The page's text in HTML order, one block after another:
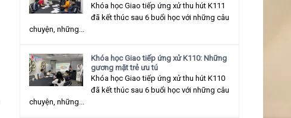
Khóa học Giao tiếp ứng xử thu hút K111
đã kết thúc sau 6 buổi học với những câu
chuyện, những...
Khóa học Giao tiếp ứng xử K110: Những
gương mặt trẻ ưu tú
Khóa học Giao tiếp ứng xử thu hút K110
đã kết thúc sau 6 buổi học với những câu
chuyện, những...